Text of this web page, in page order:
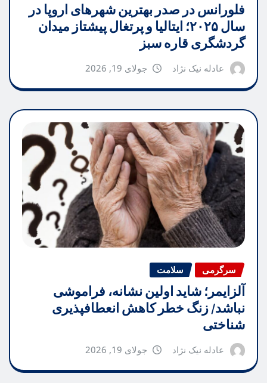
فلورانس در صدر بهترین شهرهای اروپا در
سال ۲۰۲۵؛ ایتالیا و پرتغال پیشتاز میدان
گردشگری قاره سبز
عادله نیک نژاد جولای 19, 2026
سرگرمی سلامت
آلزایمر؛ شاید اولین نشانه، فراموشی
نباشد/ زنگ خطر کاهش انعطافپذیری
شناختی
عادله نیک نژاد جولای 19, 2026